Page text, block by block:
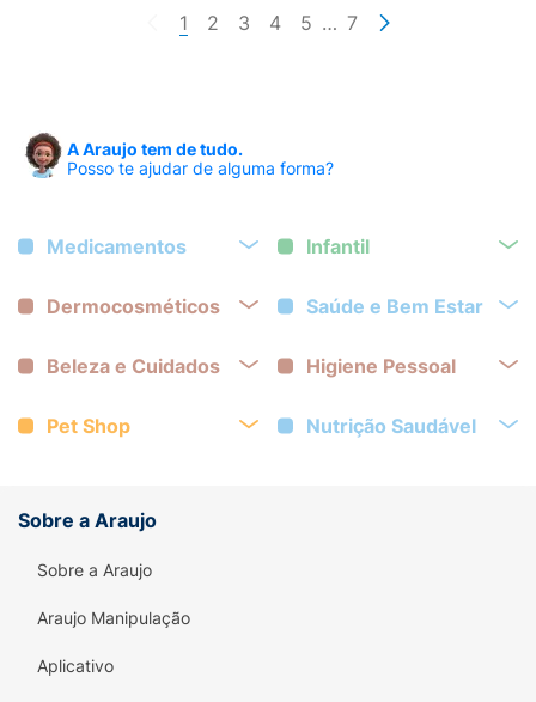
1 2 3 4 5 … 7
A Araujo tem de tudo.
Posso te ajudar de alguma forma?
Medicamentos Infantil
Dermocosméticos Saúde e Bem Estar
Beleza e Cuidados Higiene Pessoal
Pet Shop Nutrição Saudável
Sobre a Araujo
Sobre a Araujo
Araujo Manipulação
Aplicativo